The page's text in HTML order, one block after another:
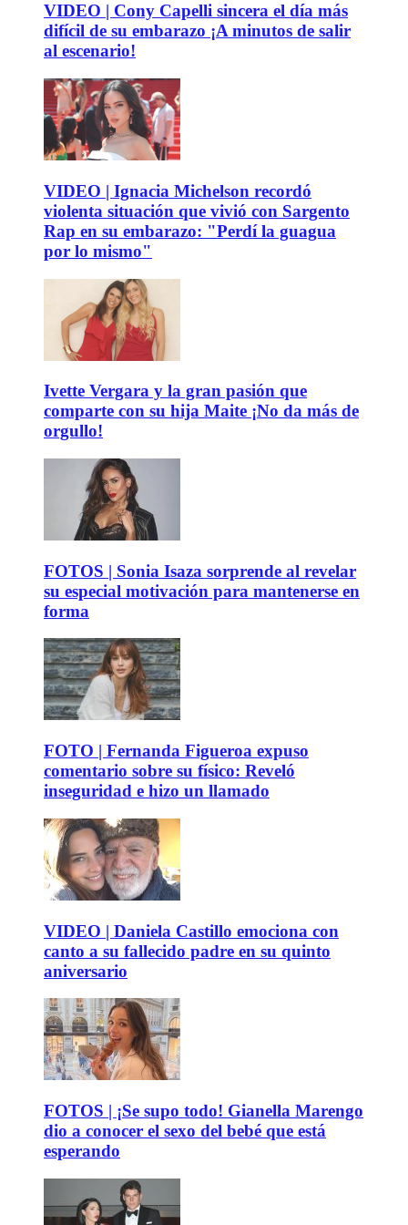
VIDEO | Cony Capelli sincera el día más
difícil de su embarazo ¡A minutos de salir
al escenario!
VIDEO | Ignacia Michelson recordó
violenta situación que vivió con Sargento
Rap en su embarazo: "Perdí la guagua
por lo mismo"
Ivette Vergara y la gran pasión que
comparte con su hija Maite ¡No da más de
orgullo!
FOTOS | Sonia Isaza sorprende al revelar
su especial motivación para mantenerse en
forma
FOTO | Fernanda Figueroa expuso
comentario sobre su físico: Reveló
inseguridad e hizo un llamado
VIDEO | Daniela Castillo emociona con
canto a su fallecido padre en su quinto
aniversario
FOTOS | ¡Se supo todo! Gianella Marengo
dio a conocer el sexo del bebé que está
esperando